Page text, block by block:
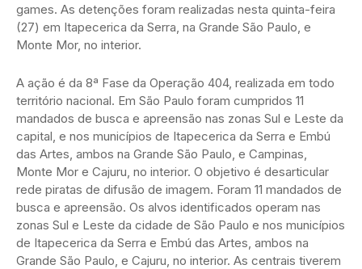
games. As detenções foram realizadas nesta quinta-feira
(27) em Itapecerica da Serra, na Grande São Paulo, e
Monte Mor, no interior.
A ação é da 8ª Fase da Operação 404, realizada em todo
território nacional. Em São Paulo foram cumpridos 11
mandados de busca e apreensão nas zonas Sul e Leste da
capital, e nos municípios de Itapecerica da Serra e Embú
das Artes, ambos na Grande São Paulo, e Campinas,
Monte Mor e Cajuru, no interior. O objetivo é desarticular
rede piratas de difusão de imagem. Foram 11 mandados de
busca e apreensão. Os alvos identificados operam nas
zonas Sul e Leste da cidade de São Paulo e nos municípios
de Itapecerica da Serra e Embú das Artes, ambos na
Grande São Paulo, e Cajuru, no interior. As centrais tiverem